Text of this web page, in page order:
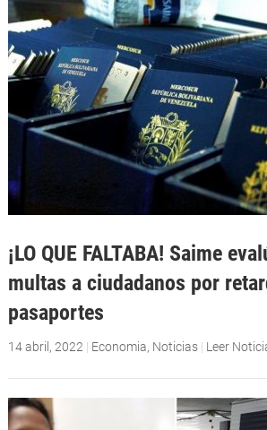
¡LO QUE FALTABA! Saime
multas a ciudadanos por
pasaportes
14 abril, 2022 | Economia, Noticias | Leer